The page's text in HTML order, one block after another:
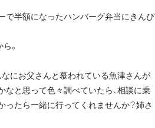
で半額になったハンバーグ弁当にきんぴ
。
にお父さんと慕われている魚津さんが
と思って色々調べていたら、相談に乗
ったら一緒に行ってくれませんか？姉さ